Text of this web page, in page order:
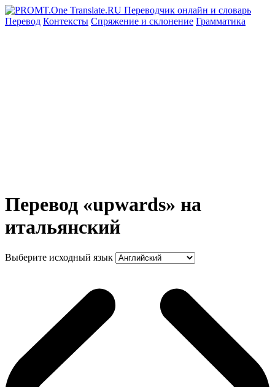
Перевод Контексты Спряжение и склонение Грамматика
Перевод «upwards» на
итальянский
Выберите исходный язык